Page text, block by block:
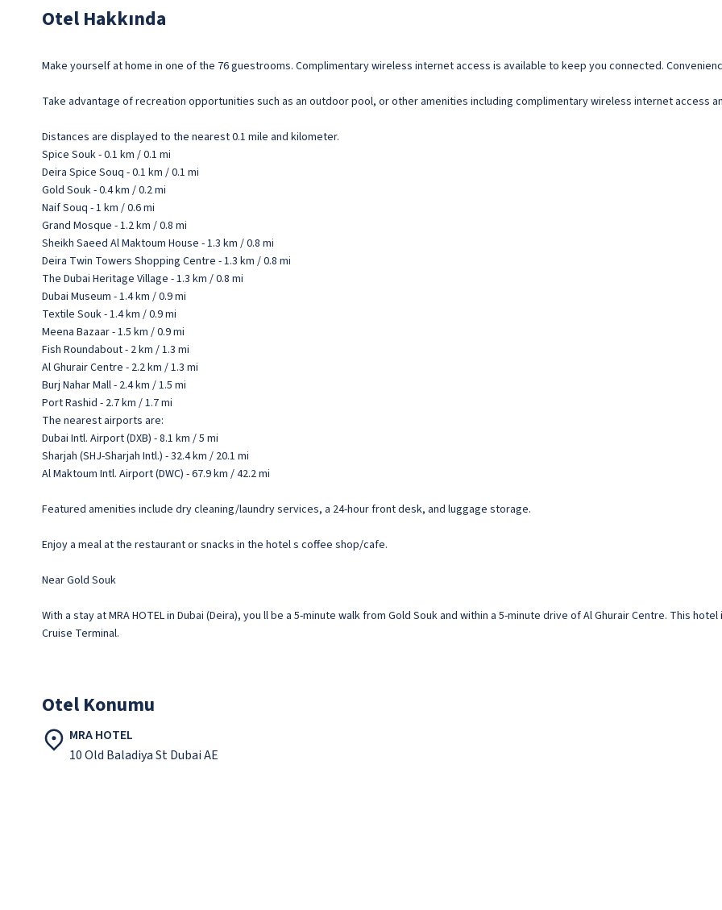
Otel Hakkında
Make yourself at home in one of the 76 guestrooms. Complimentary wireless internet access is available to keep you connected.
Take advantage of recreation opportunities such as an outdoor pool, or other amenities including complimentary wireless internet access
Distances are displayed to the nearest 0.1 mile and kilometer.
Spice Souk - 0.1 km / 0.1 mi
Deira Spice Souq - 0.1 km / 0.1 mi
Gold Souk - 0.4 km / 0.2 mi
Naif Souq - 1 km / 0.6 mi
Grand Mosque - 1.2 km / 0.8 mi
Sheikh Saeed Al Maktoum House - 1.3 km / 0.8 mi
Deira Twin Towers Shopping Centre - 1.3 km / 0.8 mi
The Dubai Heritage Village - 1.3 km / 0.8 mi
Dubai Museum - 1.4 km / 0.9 mi
Textile Souk - 1.4 km / 0.9 mi
Meena Bazaar - 1.5 km / 0.9 mi
Fish Roundabout - 2 km / 1.3 mi
Al Ghurair Centre - 2.2 km / 1.3 mi
Burj Nahar Mall - 2.4 km / 1.5 mi
Port Rashid - 2.7 km / 1.7 mi
The nearest airports are:
Dubai Intl. Airport (DXB) - 8.1 km / 5 mi
Sharjah (SHJ-Sharjah Intl.) - 32.4 km / 20.1 mi
Al Maktoum Intl. Airport (DWC) - 67.9 km / 42.2 mi
Featured amenities include dry cleaning/laundry services, a 24-hour front desk, and luggage storage.
Enjoy a meal at the restaurant or snacks in the hotel s coffee shop/cafe.
Near Gold Souk
With a stay at MRA HOTEL in Dubai (Deira), you ll be a 5-minute walk from Gold Souk and within a 5-minute drive of Al Ghurair Centre. This
Cruise Terminal.
Otel Konumu
MRA HOTEL
10 Old Baladiya St Dubai AE